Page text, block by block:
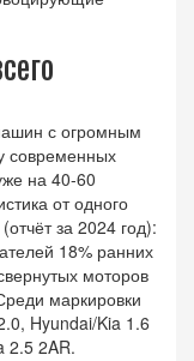
с огромным
современных
на 40-60
от одного
за 2024 год):
18% ранних
моторов
маркировки
Hyundai/Kia 1.6
2.5 2AR.